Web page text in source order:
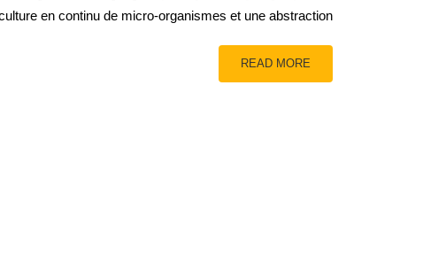
en continu de micro-organismes et une abstraction …
READ MORE